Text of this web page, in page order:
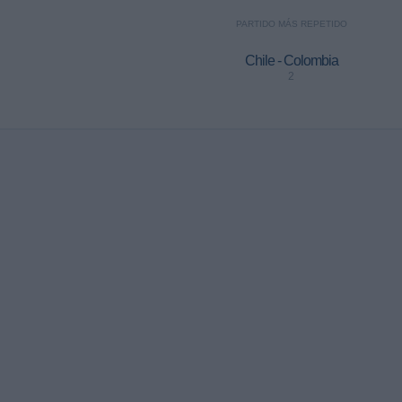
PARTIDO MÁS REPETIDO
Chile - Colombia
2